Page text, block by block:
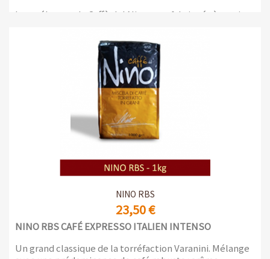
Les mélanges de Caffè del Nino sont fabriqués à partir
de qualité Arabica sélectionnée, afin d'offrir des cafés
espresso qui se distinguent par des arômes intenses,
mais aussi riches en nuances.
2 x paquets de 1 kg avec valve de protection des arômes
NINO RBS
23,50 €
NINO RBS CAFÉ EXPRESSO ITALIEN INTENSO
Un grand classique de la torréfaction Varanini. Mélange